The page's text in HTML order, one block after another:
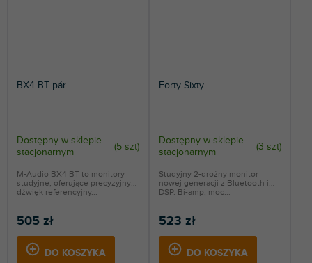
BX4 BT pár
Dostępny w sklepie
stacjonarnym
(5 szt)
505 zł
DO KOSZYKA
M-Audio BX4 BT to monitory
studyjne, oferujące precyzyjny
dźwięk referencyjny...
Forty Sixty
Dostępny w sklepie
stacjonarnym
(3 szt)
523 zł
DO KOSZYKA
Studyjny 2-drożny monitor
nowej generacji z Bluetooth i
DSP. Bi-amp, moc...